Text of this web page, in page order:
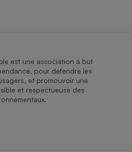
est une association à but
pour défendre les
et promouvoir une
et respectueuse des